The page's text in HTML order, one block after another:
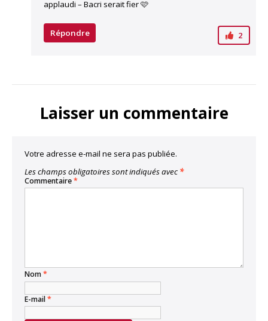
applaudi – Bacri serait fier 🩷
2
Répondre
Laisser un commentaire
Votre adresse e-mail ne sera pas publiée.
Les champs obligatoires sont indiqués avec *
Commentaire*
Nom*
E-mail*